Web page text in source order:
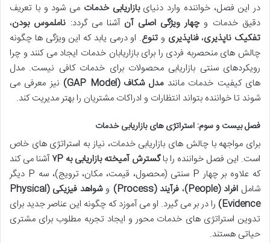
در این فصل، خواننده وارد دنیایبازاریابی خدمات می شود و با تعریف
دقیق خدمات وچهار ویژگی اصلی آن آشنا می گردد: ناملموس بودن،
تفکیک ناپذیری،فناپذیری و تنوع. او درمی یابد که این ویژگی ها چگونه
چالش های منحصربه فردی را برای بازاریابان خدمات ایجاد می کنند و چرا
رویکردهای سنتی بازاریابی محصولات برای خدمات کافی نیست. مدل
های کیفیت خدمات مانندمدل شکاف (GAP Model)
نیز معرفی می
شوند تا خواننده بتواند انتظارات و ادراکات مشتریان را بهتر مدیریت کند.
فصل بیست و سوم: استراتژی های بازاریابی خدمات
برای مواجهه با چالش های بازاریابی خدمات، نیاز به استراتژی های خاص
است. این فصل خواننده را باگسترش آمیخته بازاریابی به ۷P
آشنا می کند
که علاوه بر چهار P سنتی (محصول، قیمت، مکان، ترویج)، سه P دیگر
شاملافراد (People) ،فرآیند (Process) و
شواهد فیزیکی (Physical
Evidence) را در بر می گیرد. او می آموزد که چگونه این عناصر جدید برای
تدوین استراتژی های خدمات محور و ایجاد تجربه مطلوب برای مشتری
حیاتی هستند.